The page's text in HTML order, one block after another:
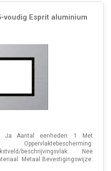
voudig Esprit aluminium
Ja Aantal eenheden: 1 Met
beschrijvingsvlak: Nee
Metaal Bevestigingswijze: